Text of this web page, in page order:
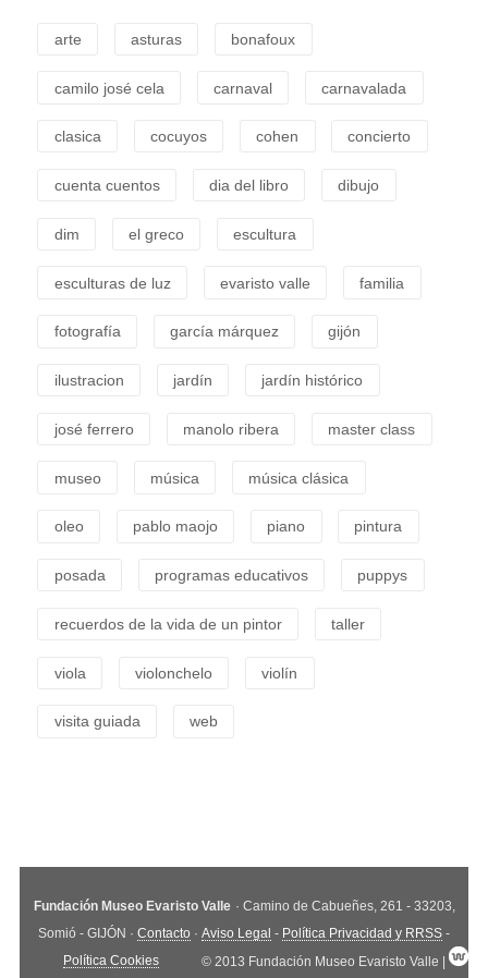
arte asturas bonafoux
camilo josé cela carnaval carnavalada
clasica cocuyos cohen concierto
cuenta cuentos dia del libro dibujo
dim el greco escultura
esculturas de luz evaristo valle familia
fotografía garcía márquez gijón
ilustracion jardín jardín histórico
josé ferrero manolo ribera master class
museo música música clásica
oleo pablo maojo piano pintura
posada programas educativos puppys
recuerdos de la vida de un pintor taller
viola violonchelo violín
visita guiada web
Fundación Museo Evaristo Valle · Camino de Cabueñes, 261 - 33203,
Somió - GIJÓN · Contacto · Aviso Legal - Política Privacidad y RRSS -
Política Cookies © 2013 Fundación Museo Evaristo Valle |